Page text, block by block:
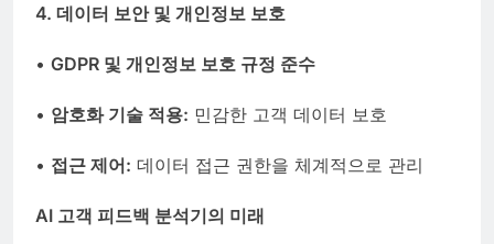
4. 데이터 보안 및 개인정보 보호
• GDPR 및 개인정보 보호 규정 준수
• 암호화 기술 적용: 민감한 고객 데이터 보호
• 접근 제어: 데이터 접근 권한을 체계적으로 관리
AI 고객 피드백 분석기의 미래